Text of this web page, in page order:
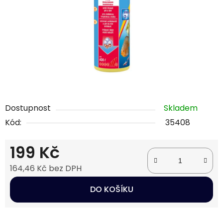
Dostupnost
Skladem
Kód:
35408
199 Kč
164,46 Kč bez DPH
Měrná cena:
DO KOŠÍKU